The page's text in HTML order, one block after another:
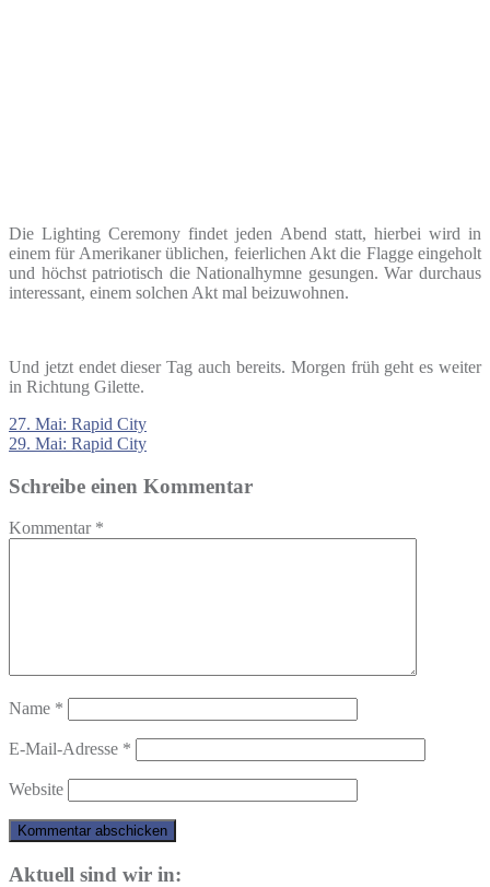
Die Lighting Ceremony findet jeden Abend statt, hierbei wird in
einem für Amerikaner üblichen, feierlichen Akt die Flagge eingeholt
und höchst patriotisch die Nationalhymne gesungen. War durchaus
interessant, einem solchen Akt mal beizuwohnen.
Und jetzt endet dieser Tag auch bereits. Morgen früh geht es weiter
in Richtung Gilette.
Beitragsnavigation
27. Mai: Rapid City
29. Mai: Rapid City
Schreibe einen Kommentar
Kommentar *
Name *
E-Mail-Adresse *
Website
Aktuell sind wir in: